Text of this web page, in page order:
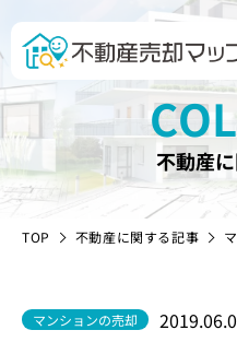
不動産
TOP 不動産に関する記事
マンションの売却